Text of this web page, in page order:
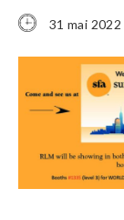
31 mai 2022